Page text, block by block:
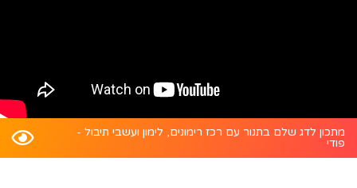
מתכון לדג שלם בתנור עם רכז רימונים, לימון ועשבי תיבול -
פודי